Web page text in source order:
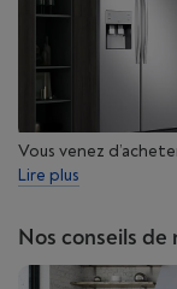
Vous venez
Lire plus
Nos conseils